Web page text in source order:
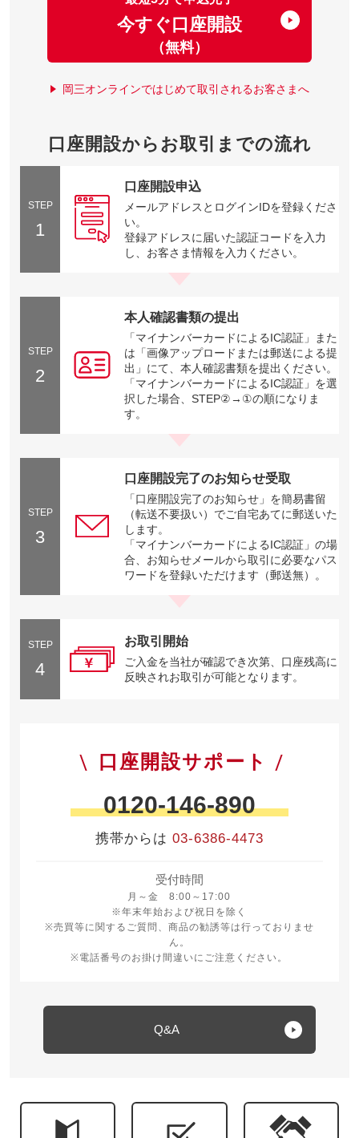
今すぐ口座開設
（無料）
岡三オンラインではじめて取引されるお客さまへ
口座開設からお取引までの流れ
STEP
1
口座開設申込
メールアドレスとログインIDを登録くださ
い。
登録アドレスに届いた認証コードを入力
し、お客さま情報を入力ください。
STEP
2
本人確認書類の提出
「マイナンバーカードによるIC認証」また
は「画像アップロードまたは郵送による提
出」にて、本人確認書類を提出ください。
「マイナンバーカードによるIC認証」を選
択した場合、STEP②→①の順になりま
す。
STEP
3
口座開設完了のお知らせ受取
「口座開設完了のお知らせ」を簡易書留
（転送不要扱い）でご自宅あてに郵送いた
します。
「マイナンバーカードによるIC認証」の場
合、お知らせメールから取引に必要なパス
ワードを登録いただけます（郵送無）。
STEP
4
お取引開始
ご入金を当社が確認でき次第、口座残高に
反映されお取引が可能となります。
口座開設サポート
0120-146-890
携帯からは 03-6386-4473
受付時間
月～金 8:00～17:00
月曜日から金曜日 8時から17時
※年末年始および祝日を除く
※売買等に関するご質問、商品の勧誘等は行っておりませ
ん。
※電話番号のお掛け間違いにご注意ください。
Q&A